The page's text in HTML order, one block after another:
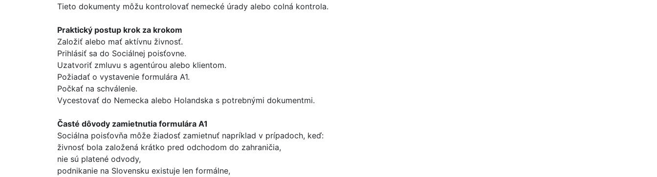
Tieto dokumenty môžu kontrolovať nemecké úrady alebo colná kontrola.
Praktický postup krok za krokom
Založiť alebo mať aktívnu živnosť.
Prihlásiť sa do Sociálnej poisťovne.
Uzatvoriť zmluvu s agentúrou alebo klientom.
Požiadať o vystavenie formulára A1.
Počkať na schválenie.
Vycestovať do Nemecka alebo Holandska s potrebnými dokumentmi.
Časté dôvody zamietnutia formulára A1
Sociálna poisťovňa môže žiadosť zamietnuť napríklad v prípadoch, keď:
živnosť bola založená krátko pred odchodom do zahraničia,
nie sú platené odvody,
podnikanie na Slovensku existuje len formálne,